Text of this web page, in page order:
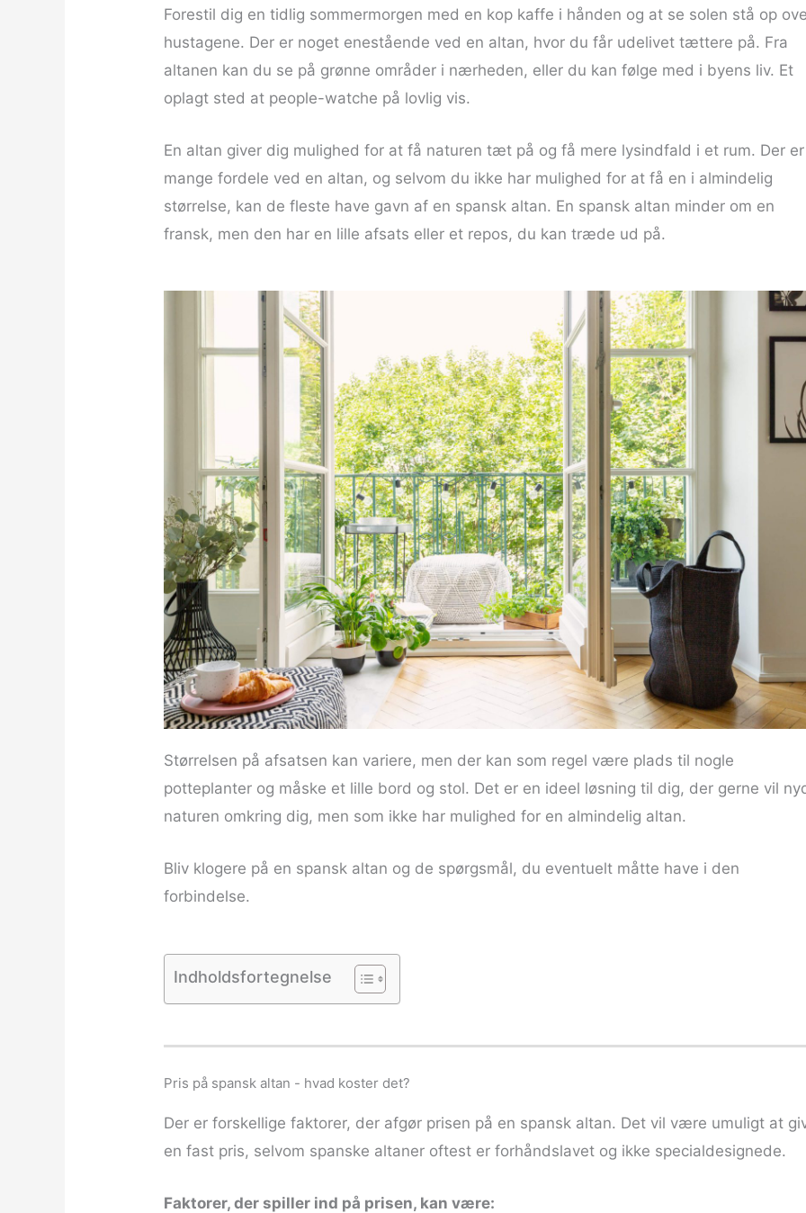
Forestil dig en tidlig sommermorgen med en kop kaffe i hånden og at se solen stå op
hustagene. Der er noget enestående ved en altan, hvor du får udelivet tættere på. Fra
altanen kan du se på grønne områder i nærheden, eller du kan følge med i byens liv. Et
oplagt sted at people-watche på lovlig vis.
En altan giver dig mulighed for at få naturen tæt på og få mere lysindfald i et rum. Der er
mange fordele ved en altan, og selvom du ikke har mulighed for at få en i almindelig
størrelse, kan de fleste have gavn af en spansk altan. En spansk altan minder om en
fransk, men den har en lille afsats eller et repos, du kan træde ud på.
Størrelsen på afsatsen kan variere, men der kan som regel være plads til nogle
potteplanter og måske et lille bord og stol. Det er en ideel løsning til dig, der gerne vil
naturen omkring dig, men som ikke har mulighed for en almindelig altan.
Bliv klogere på en spansk altan og de spørgsmål, du eventuelt måtte have i den
forbindelse.
Indholdsfortegnelse
Pris på spansk altan - hvad koster det?
Der er forskellige faktorer, der afgør prisen på en spansk altan. Det vil være umuligt at
en fast pris, selvom spanske altaner oftest er forhåndslavet og ikke specialdesignede.
Faktorer, der spiller ind på prisen, kan være: